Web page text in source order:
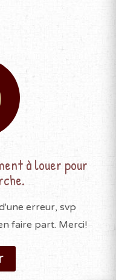
à louer pour
erreur, svp
faire part. Merci!